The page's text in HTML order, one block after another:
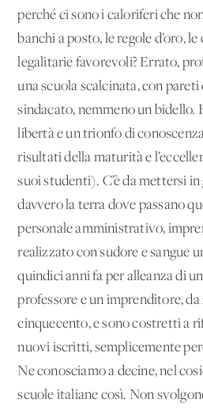
perché ci sono i caloriferi che
banchi a posto, le regole d’oro,
legalitarie favorevoli? Errato,
una scuola scalcinata, con
sindacato, nemmeno un bidello.
libertà e un trionfo di
risultati della maturità e
suoi studenti). C’è da mettersi
davvero la terra dove passano
personale amministrativo,
realizzato con sudore e sangue
quindici anni fa per alleanza di
professore e un imprenditore, da
cinquecento, e sono costretti a
nuovi iscritti, semplicemente
Ne conosciamo a decine, nel
scuole italiane così. Non